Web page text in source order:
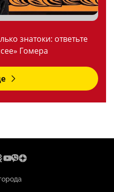
знатоки: ответьте
Гомера